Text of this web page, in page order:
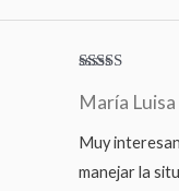
con5de 5
María
Muy
manejar la